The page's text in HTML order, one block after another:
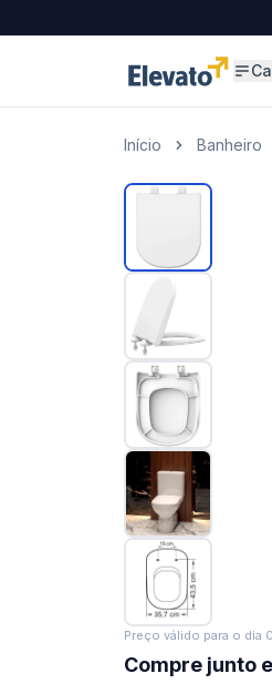
Início Banheiro
Preço válido para o dia
Compre junto